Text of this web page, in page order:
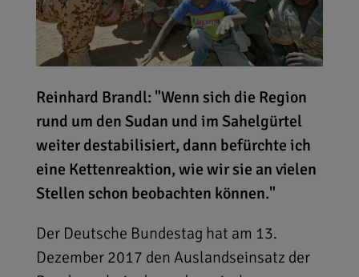
Reinhard Brandl: "Wenn sich die Region
rund um den Sudan und im Sahelgürtel
weiter destabilisiert, dann befürchte ich
eine Kettenreaktion, wie wir sie an vielen
Stellen schon beobachten können."
Der Deutsche Bundestag hat am 13.
Dezember 2017 den Auslandseinsatz der